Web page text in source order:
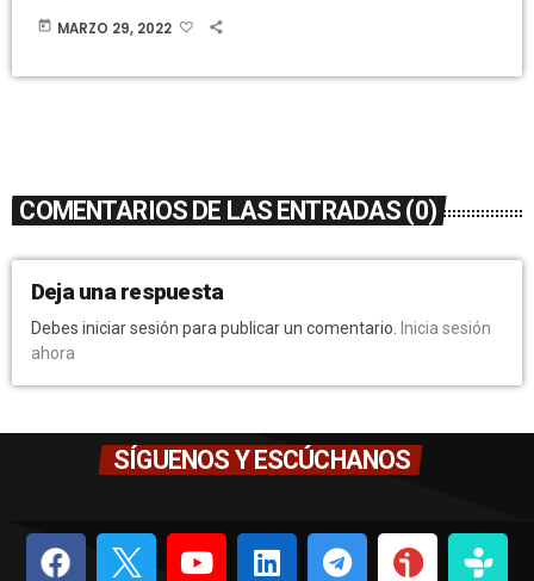
today MARZO 29, 2022
COMENTARIOS DE LAS ENTRADAS (0)
Deja una respuesta
Debes iniciar sesión para publicar un comentario.
Inicia sesión
ahora
SÍGUENOS Y ESCÚCHANOS